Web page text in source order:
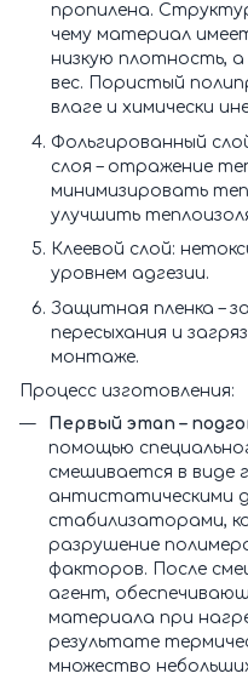
пропилена.
чему материал
низкую плотность,
вес. Пористый
влаге и химически
Фольгированный
слоя – отражение
минимизировать
улучшить
Клеевой слой:
уровнем адгезии.
Защитная пленка –
пересыхания и
монтаже.
Процесс изготовления:
Первый этап –
помощью
смешивается в виде
антистатическими
стабилизаторами,
разрушение
факторов. После
агент,
материала при
результате
множество